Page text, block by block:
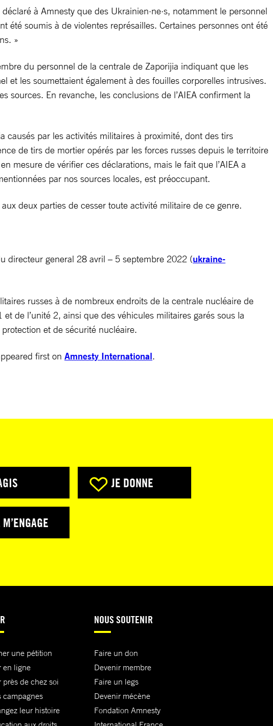
à Amnesty que des Ukrainien·ne·s, notamment le personnel
soumis à de violentes représailles. Certaines personnes ont été
»
du personnel de la centrale de Zaporijia indiquant que les
et les soumettaient également à des fouilles corporelles intrusives.
sources. En revanche, les conclusions de l’AIEA confirment la
causés par les activités militaires à proximité, dont des tirs
de tirs de mortier opérés par les forces russes depuis le territoire
mesure de vérifier ces déclarations, mais le fait que l’AIEA a
par nos sources locales, est préoccupant.
deux parties de cesser toute activité militaire de ce genre.
directeur general 28 avril – 5 septembre 2022 (ukraine-
russes à de nombreux endroits de la centrale nucléaire de
de l’unité 2, ainsi que des véhicules militaires garés sous la
et de sécurité nucléaire.
first on Amnesty International.
JE DONNE
M’ENGAGE
une pétition
en ligne
près de chez soi
campagnes
leur histoire
NOUS SOUTENIR
Faire un don
Devenir membre
Faire un legs
Devenir mécène
Fondation Amnesty